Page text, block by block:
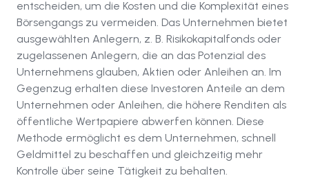
entscheiden, um die Kosten und die Komplexität eines
Börsengangs zu vermeiden. Das Unternehmen bietet
ausgewählten Anlegern, z. B. Risikokapitalfonds oder
zugelassenen Anlegern, die an das Potenzial des
Unternehmens glauben, Aktien oder Anleihen an. Im
Gegenzug erhalten diese Investoren Anteile an dem
Unternehmen oder Anleihen, die höhere Renditen als
öffentliche Wertpapiere abwerfen können. Diese
Methode ermöglicht es dem Unternehmen, schnell
Geldmittel zu beschaffen und gleichzeitig mehr
Kontrolle über seine Tätigkeit zu behalten.